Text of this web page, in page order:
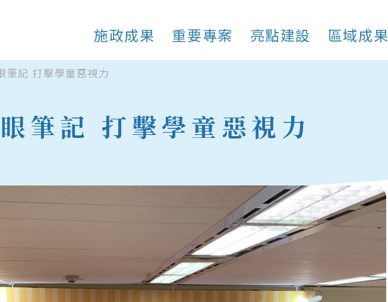
施政成果 重要專案 亮點建設 區域成果
筆記 打擊學童惡視力
筆記 打擊學童惡視力